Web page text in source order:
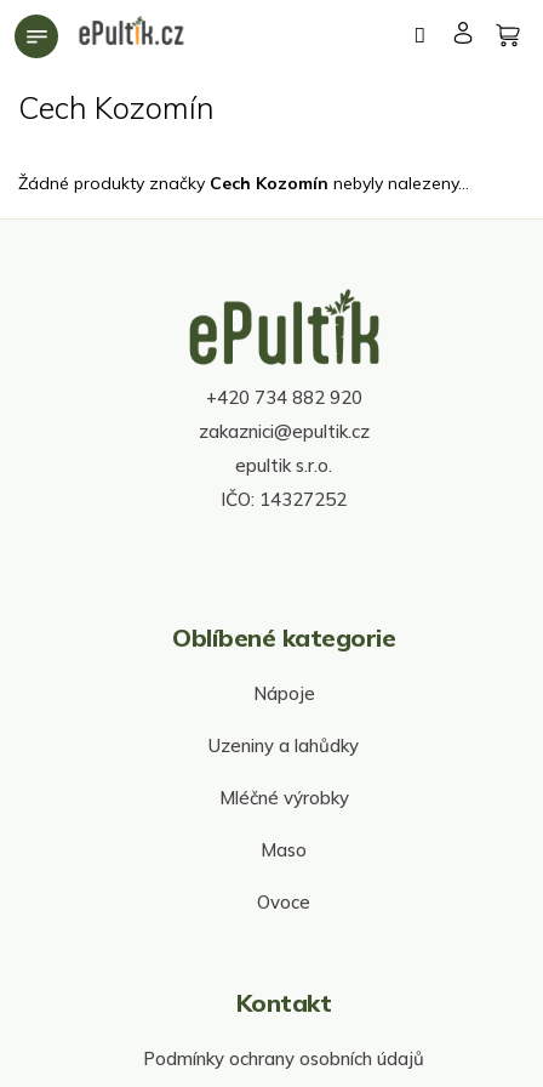
Přejít
na
Cech Kozomín
Žádné produkty značky Cech Kozomín nebyly nalezeny...
+420 734 882 920
zakaznici@epultik.cz
epultik s.r.o.
IČO: 14327252
Oblíbené kategorie
Nápoje
Uzeniny a lahůdky
Mléčné výrobky
Maso
Ovoce
Kontakt
Podmínky ochrany osobních údajů